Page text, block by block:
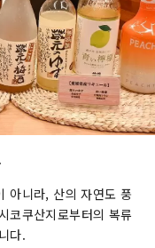
아니라, 산의 자연도 풍
코쿠산지로부터의 복류
다.